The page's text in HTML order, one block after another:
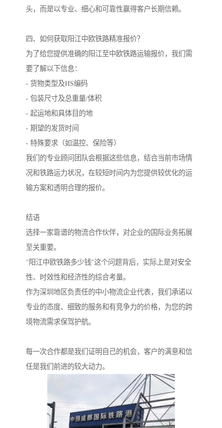
头，而是以专业、细心和可靠性赢得客户长期信赖。
四、如何获取阳江中欧铁路精准报价？
为了给您提供准确的阳江至中欧铁路运输报价，我们需
要了解以下信息：
- 货物类型及HS编码
- 包装尺寸及总重量/体积
- 起运地和具体目的地
- 期望的发货时间
- 特殊要求（如温控、保险等）
我们的专业顾问团队会根据这些信息，结合当前市场情
况和铁路运力状况，在较短时间内为您提供较优化的运
输方案和透明合理的报价。
结语
选择一家靠谱的物流合作伙伴，对企业的国际业务拓展
至关重要。
"阳江中欧铁路多少钱"这个问题背后，实际上是对安全
性、时效性和经济性的综合考量。
作为深圳地区负责任的中小物流企业代表，我们承诺以
专业的态度、细致的服务和有竞争力的价格，为您的跨
境物流需求保驾护航。
每一次合作都是我们证明自己的机会，客户的满意和信
任是我们前进的较大动力。